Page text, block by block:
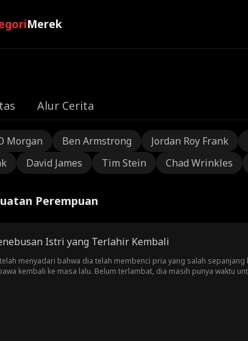
Merek
Alur Cerita
Morgan Ben Armstrong Jordan Roy Frank
David James Tim Stein Chad Wrinkles
Perempuan
Istri yang Terlahir Kembali
menyadari bahwa dia telah membenci pria yang salah
kembali ke masa lalu. Belum terlambat, dia masih punya waktu